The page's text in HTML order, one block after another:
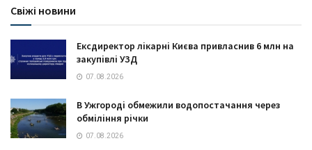
Свіжі новини
Ексдиректор лікарні Києва привласнив 6 млн на
закупівлі УЗД
07.08.2026
В Ужгороді обмежили водопостачання через
обміління річки
07.08.2026